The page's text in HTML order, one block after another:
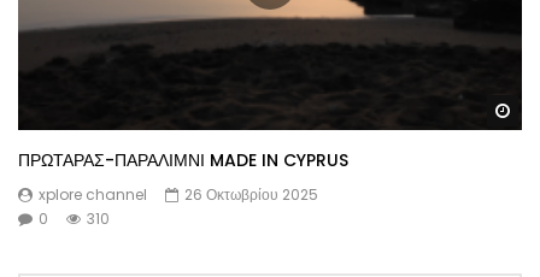
ΠΡΩΤΑΡΑΣ-ΠΑΡΑΛΙΜΝΙ MADE IN CYPRUS
xplore channel
26 Οκτωβρίου 2025
0
310